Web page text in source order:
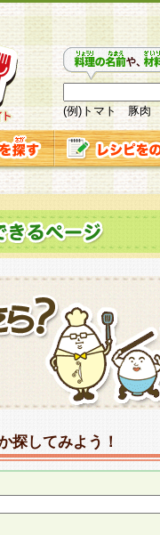
(例)トマト 豚肉
探してみよう！